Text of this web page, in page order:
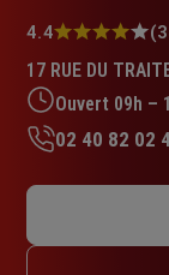
Note
4.4
sur
5
étoiles
4.4
17 RUE DU
Mardi : 09h
Jeudi : 09h –
02 40 82 02